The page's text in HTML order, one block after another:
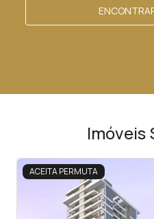
Imóveis
ACEITA PERMUTA
<<<<